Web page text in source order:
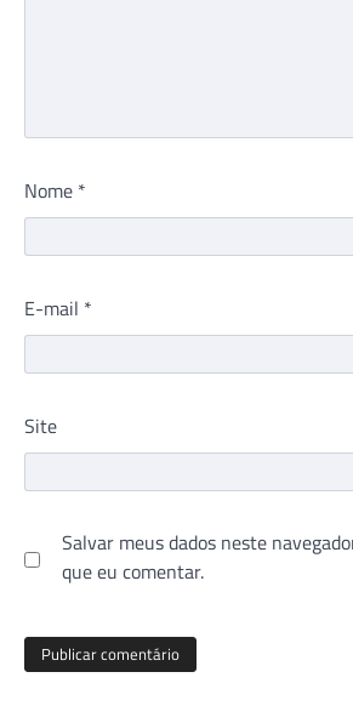
Nome *
E-mail *
Site
Salvar meus dados neste
que eu comentar.